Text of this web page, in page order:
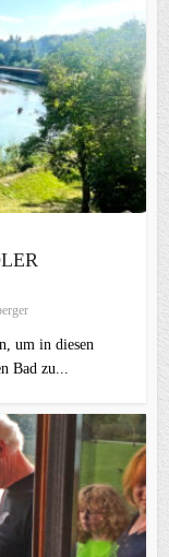
um in diesen
Bad zu...